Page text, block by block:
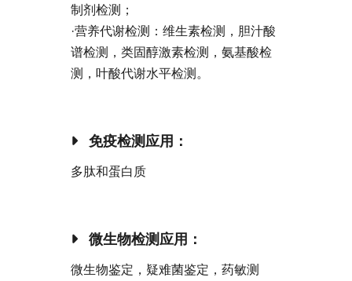
制剂检测；
·营养代谢检测：维生素检测，胆汁酸
谱检测，类固醇激素检测，氨基酸检
测，叶酸代谢水平检测。
免疫检测应用：
多肽和蛋白质
微生物检测应用：
微生物鉴定，疑难菌鉴定，药敏测